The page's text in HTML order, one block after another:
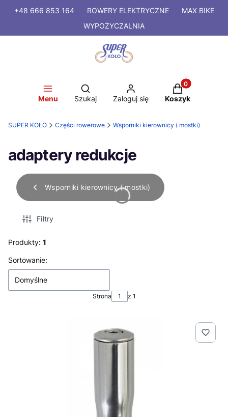
+48 666 853 164 ROWERYELEKTRYCZNE
MAX BIKE
WYPOŻYCZALNIA
Menu
Otwórz wyszukiwarkę
Szukaj Zaloguj się
Produkty w
Koszyk
SUPER KOŁO Części rowerowe Wsporniki kierownicy ( mostki)
adaptery redukcje
Wsporniki kierownicy ( mostki)
Filtry
Produkty: 1
Lista produktów
Sortowanie:
Domyślne
Strona z 1